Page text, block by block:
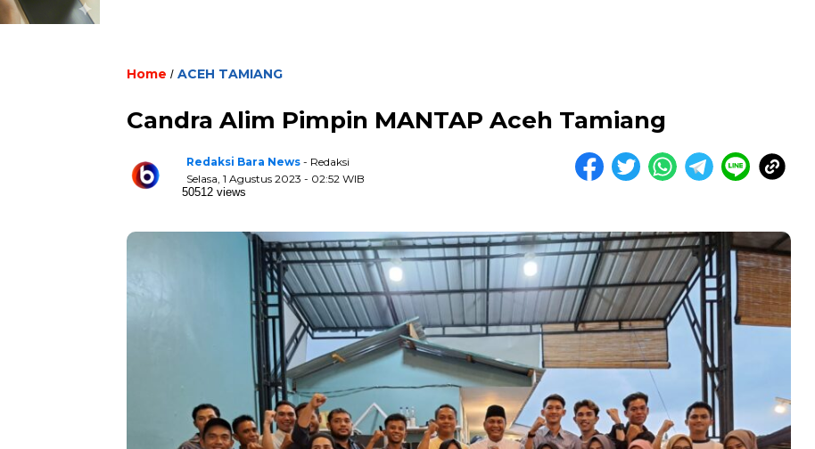
Home / ACEH TAMIANG
Candra Alim Pimpin MANTAP Aceh Tamiang
Redaksi Bara News - Redaksi
Selasa, 1 Agustus 2023 - 02:52 WIB
50512 views